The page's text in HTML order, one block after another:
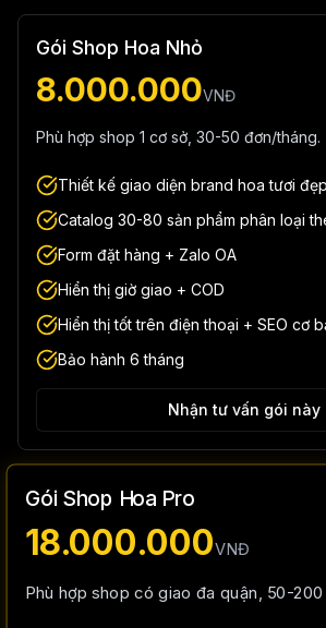
Gói Shop Hoa Nhỏ
8.000.000VNĐ
Phù hợp shop 1 cơ sở, 30-50 đơn/tháng.
Thiết kế giao diện brand hoa tươi đẹp
Catalog 30-80 sản phẩm phân loại
Form đặt hàng + Zalo OA
Hiển thị giờ giao + COD
Hiển thị tốt trên điện thoại + SEO cơ
Bảo hành 6 tháng
Nhận tư vấn gói này
Gói Shop Hoa Pro
18.000.000VNĐ
Phù hợp shop có giao đa quận, 50-